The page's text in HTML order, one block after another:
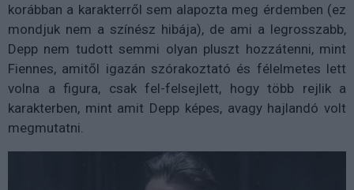
korábban a karakterről sem alapozta meg érdemben (ez
mondjuk nem a színész hibája), de ami a legrosszabb,
Depp nem tudott semmi olyan pluszt hozzátenni, mint
Fiennes, amitől igazán szórakoztató és félelmetes lett
volna a figura, csak fel-felsejlett, hogy több rejlik a
karakterben, mint amit Depp képes, avagy hajlandó volt
megmutatni.